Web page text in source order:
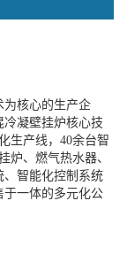
为核心的生产企
凝壁挂炉核心技
生产线，40余台智
炉、燃气热水器、
、智能化控制系统
于一体的多元化公